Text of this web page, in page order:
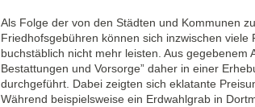
Als Folge der von den Städten und Kommunen
Friedhofsgebühren können sich inzwischen
buchstäblich nicht mehr leisten. Aus gegebenem
Bestattungen und Vorsorge” daher in einer
durchgeführt. Dabei zeigten sich eklatante
Während beispielsweise ein Erdwahlgrab in